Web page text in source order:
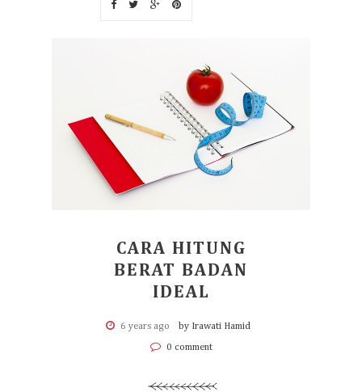
CARA HITUNG
BERAT BADAN
IDEAL
6 years ago by Irawati Hamid
0 comment